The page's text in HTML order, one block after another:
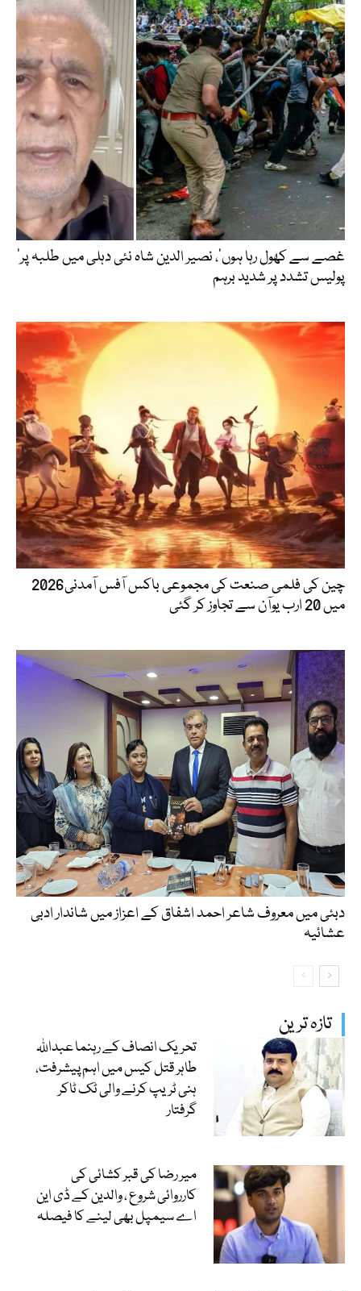
تازہ ترین
تحریک انصاف کے رہنما عبداللہ
طاہر قتل کیس میں اہم پیشرفت،
ہنی ٹریپ کرنے والی ٹک ٹاکر
گرفتار
میر رضا کی قبر کشائی کی
کارروائی شروع ، والدین کے ڈی این
اے سیمپل بھی لینے کا فیصلہ
’غصے سے کھول رہا ہوں‘، نصیر الدین شاہ نئی دہلی میں طلبہ پر
پولیس تشدد پر شدید برہم
چین کی فلمی صنعت کی مجموعی باکس آفس آمدنی2026
میں 20 ارب یوآن سے تجاوز کر گئی
دبئی میں معروف شاعر احمد اشفاق کے اعزاز میں شاندار ادبی
عشائیہ